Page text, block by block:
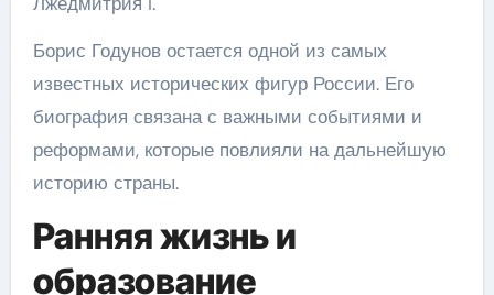
Борис Годунов остается одной из самых
известных исторических фигур России. Его
биография связана с важными событиями и
реформами, которые повлияли на дальнейшую
историю страны.
Ранняя жизнь и
образование